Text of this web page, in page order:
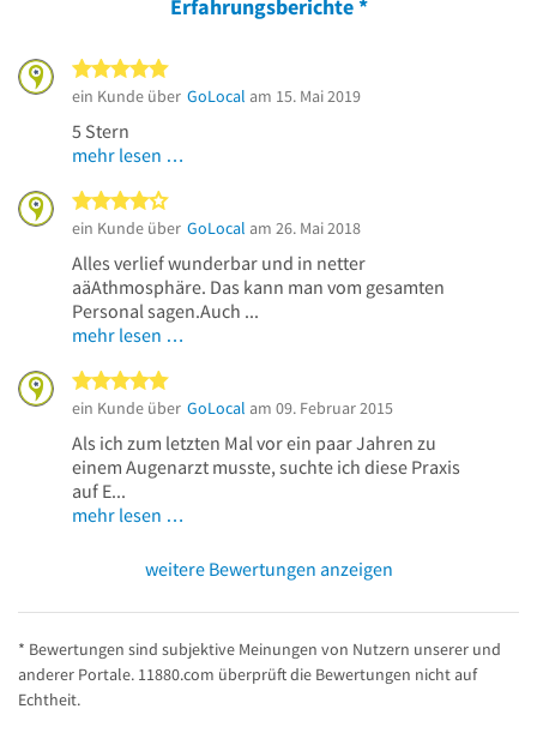
Erfahrungsberichte*
ein Kunde über GoLocal am 15. Mai 2019
5 Stern
mehr lesen …
ein Kunde über GoLocal am 26. Mai 2018
Alles verlief wunderbar und in netter
aäAthmosphäre. Das kann man vom gesamten
Personal sagen.Auch ...
mehr lesen …
ein Kunde über GoLocal am 09. Februar 2015
Als ich zum letzten Mal vor ein paar Jahren zu
einem Augenarzt musste, suchte ich diese Praxis
auf E...
mehr lesen …
weitere Bewertungen anzeigen
* Bewertungen sind subjektive Meinungen von Nutzern unserer und
anderer Portale. 11880.com überprüft die Bewertungen nicht auf
Echtheit.